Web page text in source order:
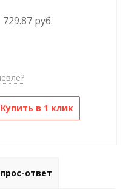
729.87 руб.
Купить в 1 клик
ответ